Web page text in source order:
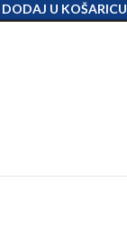
DODAJ U KOŠARICU